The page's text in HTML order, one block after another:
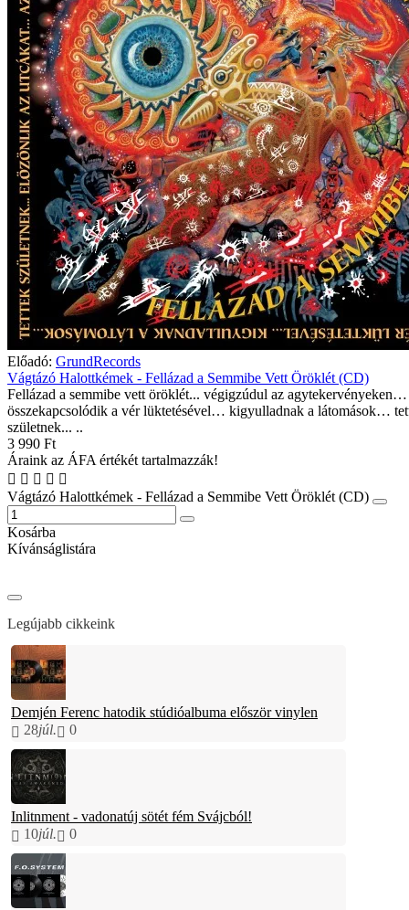
Előadó: GrundRecords
Vágtázó Halottkémek - Fellázad a Semmibe Vett Öröklét (CD)
Fellázad a semmibe vett öröklét... végigzúdul az agytekervényeken…
összekapcsolódik a vér lüktetésével… kigyulladnak a látomások…
születnek... ..
3 990 Ft
Áraink az ÁFA értékét tartalmazzák!
Vágtázó Halottkémek - Fellázad a Semmibe Vett Öröklét (CD)
Kosárba
Kívánságlistára
Legújabb cikkeink
Demjén Ferenc hatodik stúdióalbuma először vinylen
28júl. 0
Inlitnment - vadonatúj sötét fém Svájcból!
10júl. 0